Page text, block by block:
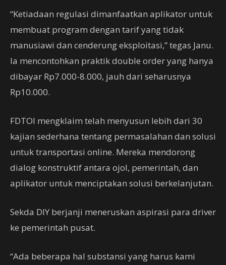
“Ketiadaan regulasi dimanfaatkan aplikator untuk
membuat program dengan tarif yang tidak
manusiawi dan cenderung eksploitasi,” tegas Janu.
Ia mencontohkan praktik double order yang hanya
dibayar Rp7.000-8.000, jauh dari seharusnya
Rp10.000.
FDTOI mengklaim telah menyusun lebih dari 30
kajian sederhana tentang permasalahan dan solusi
untuk transportasi online. Mereka mendorong
dialog konstruktif antara ojol, pemerintah, dan
aplikator untuk menciptakan solusi berkelanjutan.
Sekda DIY berjanji meneruskan aspirasi para driver
ke pemerintah pusat.
“Ada beberapa hal substansi yang harus kami